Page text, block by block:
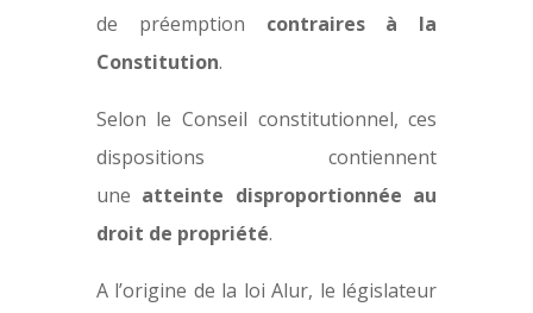
de préemption contraires à la
Constitution.
Selon le Conseil constitutionnel, ces
dispositions contiennent
une atteinte disproportionnée au
droit de propriété.
A l’origine de la loi Alur, le législateur